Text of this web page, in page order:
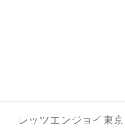
レッツエンジョイ東京